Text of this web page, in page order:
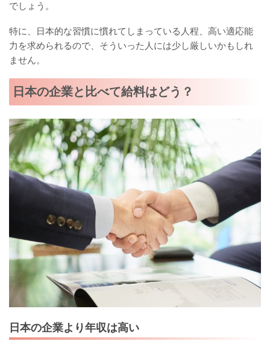
でしょう。
特に、日本的な習慣に慣れてしまっている人程、高い適応能
力を求められるので、そういった人には少し厳しいかもしれ
ません。
日本の企業と比べて給料はどう？
日本の企業より年収は高い